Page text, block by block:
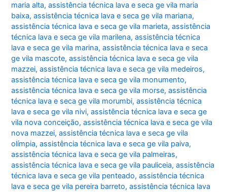
maria alta,assistência técnica lava e seca ge vila maria
baixa,assistência técnica lava e seca ge vila mariana,
assistência técnica lava e seca ge vila marieta,assistência
técnica lava e seca ge vila marilena,assistência técnica
lava e seca ge vila marina,assistência técnica lava e seca
ge vila mascote,assistência técnica lava e seca ge vila
mazzei,assistência técnica lava e seca ge vila medeiros,
assistência técnica lava e seca ge vila monumento,
assistência técnica lava e seca ge vila morse,assistência
técnica lava e seca ge vila morumbi,assistência técnica
lava e seca ge vila nivi,assistência técnica lava e seca ge
vila nova conceição,assistência técnica lava e seca ge vila
nova mazzei,assistência técnica lava e seca ge vila
olímpia,assistência técnica lava e seca ge vila paiva,
assistência técnica lava e seca ge vila palmeiras,
assistência técnica lava e seca ge vila pauliceia,assistência
técnica lava e seca ge vila penteado,assistência técnica
lava e seca ge vila pereira barreto,assistência técnica lava